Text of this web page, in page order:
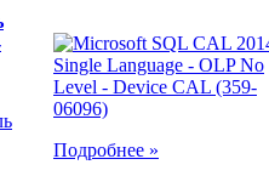
Подробнее »